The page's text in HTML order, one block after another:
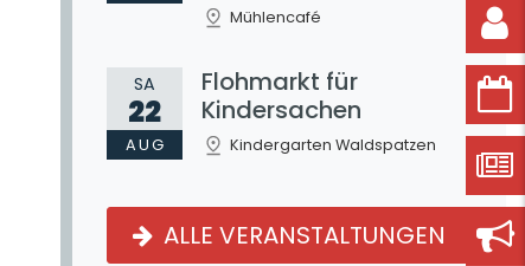
Mühlencafé
SA
22
AUG
Flohmarkt für
Kindersachen
Kindergarten Waldspatzen
ALLE VERANSTALTUNGEN